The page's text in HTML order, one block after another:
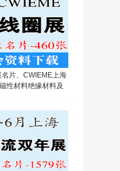
片、CWIEME上海
性材料绝缘材料及